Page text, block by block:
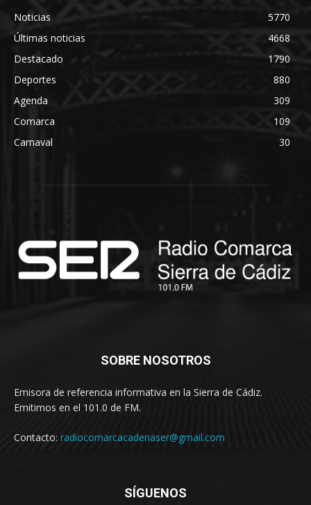
Noticias
5770
Últimas noticias
4668
Destacado
1790
Deportes
880
Agenda
309
Comarca
109
Carnaval
30
SOBRE NOSOTROS
Emisora de referencia informativa en la Sierra de Cádiz.
Emitimos en el 101.0 de FM.
Contacto: radiocomarcacadenaser@gmail.com
SÍGUENOS